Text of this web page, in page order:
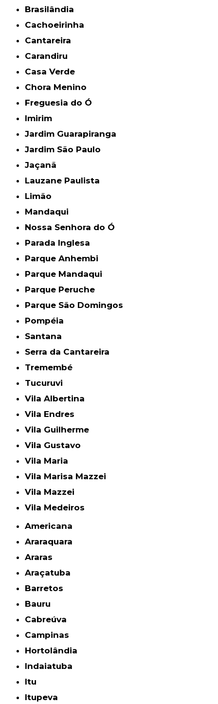
Brasilândia
Cachoeirinha
Cantareira
Carandiru
Casa Verde
Chora Menino
Freguesia do Ó
Imirim
Jardim Guarapiranga
Jardim São Paulo
Jaçanã
Lauzane Paulista
Limão
Mandaqui
Nossa Senhora do Ó
Parada Inglesa
Parque Anhembi
Parque Mandaqui
Parque Peruche
Parque São Domingos
Pompéia
Santana
Serra da Cantareira
Tremembé
Tucuruvi
Vila Albertina
Vila Endres
Vila Guilherme
Vila Gustavo
Vila Maria
Vila Marisa Mazzei
Vila Mazzei
Vila Medeiros
Americana
Araraquara
Araras
Araçatuba
Barretos
Bauru
Cabreúva
Campinas
Hortolândia
Indaiatuba
Itu
Itupeva